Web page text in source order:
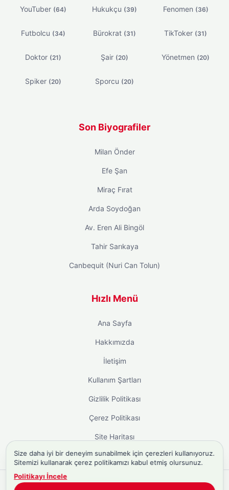
YouTuber (64) Hukukçu (39) Fenomen (36)
Futbolcu (34) Bürokrat (31) TikToker (31)
Doktor (21) Şair (20) Yönetmen (20)
Spiker (20) Sporcu (20)
Son Biyografiler
Milan Önder
Efe Şan
Miraç Fırat
Arda Soydoğan
Av. Eren Ali Bingöl
Tahir Sarıkaya
Canbequit (Nuri Can Tolun)
Hızlı Menü
Ana Sayfa
Hakkımızda
İletişim
Kullanım Şartları
Gizlilik Politikası
Çerez Politikası
Site Haritası
Size daha iyi bir deneyim sunabilmek için çerezleri kullanıyoruz.
Sitemizi kullanarak çerez politikamızı kabul etmiş olursunuz.
Politikayı İncele